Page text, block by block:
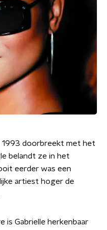
1993 doorbreekt met het
belandt ze in het
eerder was een
artiest hoger de
is Gabrielle herkenbaar